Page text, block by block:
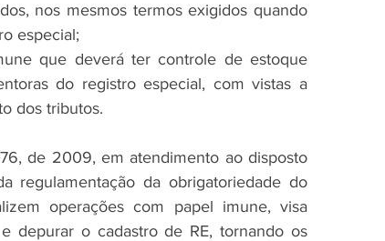
nos mesmos termos exigidos quando
especial;
que deverá ter controle de estoque
do registro especial, com vistas a
dos tributos.
de 2009, em atendimento ao disposto
regulamentação da obrigatoriedade do
operações com papel imune, visa
depurar o cadastro de RE, tornando os